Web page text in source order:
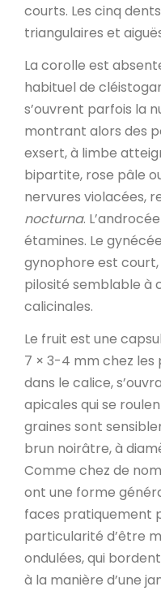
courts. Les cinq
triangulaires et
La corolle est
habituel de
s’ouvrent parfois la
montrant alors des
exsert, à limbe
bipartite, rose pâle
nervures violacées,
nocturna.
étamines. Le
gynophore est court,
pilosité semblable à
calicinales.
Le fruit est une
7 × 3-4 mm chez les
dans le calice,
apicales qui se
graines sont
brun noirâtre, à
Comme chez de
ont une forme
faces pratiquement
particularité d’être
ondulées, qui
à la manière d’une